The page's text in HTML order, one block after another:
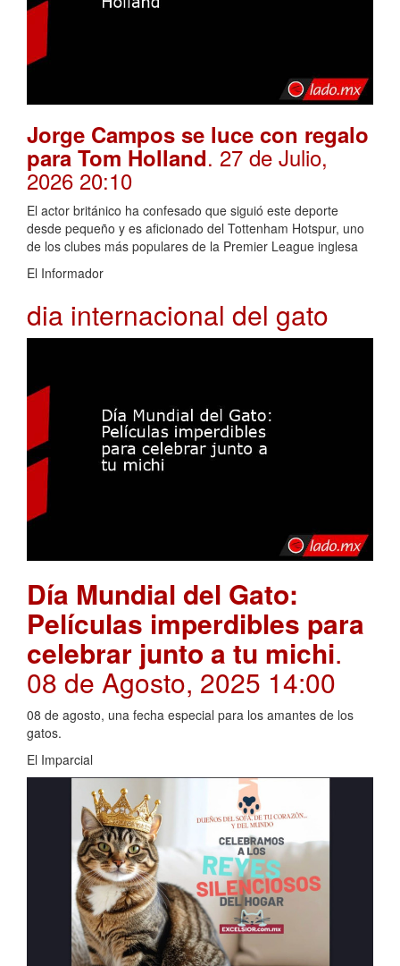
Jorge Campos se luce con regalo
para Tom Holland. 27 de Julio,
2026 20:10
El actor británico ha confesado que siguió este deporte
desde pequeño y es aficionado del Tottenham Hotspur, uno
de los clubes más populares de la Premier League inglesa
El Informador
dia internacional del gato
Día Mundial del Gato:
Películas imperdibles para
celebrar junto a tu michi.
08 de Agosto, 2025 14:00
08 de agosto, una fecha especial para los amantes de los
gatos.
El Imparcial